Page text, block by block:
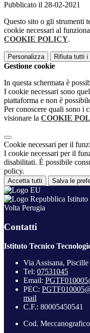
Pubblicato il 28-02-2021
Questo sito o gli strumenti
cookie necessari al
COOKIE POLICY.
Personalizza Rifiuta tutti i
Gestione cookie
In questa schermata è
I cookie necessari sono
piattaforma e non è
Per conoscere quali sono i
visionare la COOKIE
Cookie necessari per il
I cookie necessari per il
disabilitati. È possibile
policy.
Accetta tutti Salva le
Istituto
Volta Perugia
Contatti
Istituto Tecnico
Via Assisana,
Tel: 07531045
Email:
PEC:
mail
C.F.: 80005450541
Cod.